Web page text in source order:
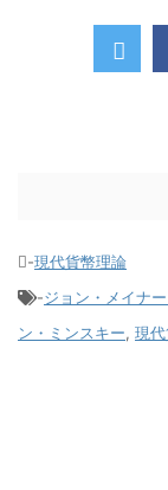
-現代貨幣理論
-ジョン・メイナ
ン・ミンスキー, 現